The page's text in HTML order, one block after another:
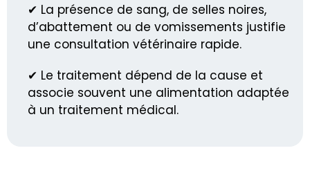
✔ La présence de sang, de selles noires,
d’abattement ou de vomissements justifie
une consultation vétérinaire rapide.
✔ Le traitement dépend de la cause et
associe souvent une alimentation adaptée
à un traitement médical.